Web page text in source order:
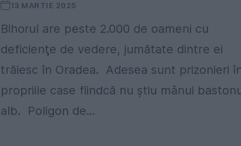
13 MARTIE 2025
Bihorul are peste 2.000 de oameni cu
deficienţe de vedere, jumătate dintre ei
trăiesc în Oradea. Adesea sunt prizonieri
propriile case fiindcă nu știu mânui
alb. Poligon de...